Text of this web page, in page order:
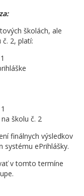
školách, ale
2, platí:
školu č. 2
finálnych výsledkov
systému ePrihlášky.
v tomto termíne